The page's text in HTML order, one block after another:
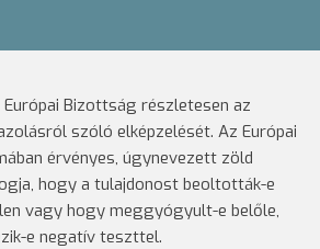
Bizottság részletesen az
szóló elképzelését. Az Európai
érvényes, úgynevezett zöld
hogy a tulajdonost beoltották-e
vagy hogy meggyógyult-e belőle,
e negatív teszttel.